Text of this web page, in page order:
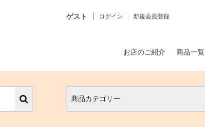
ゲスト ログイン 新規会員登録
お店のご紹介 商品一覧